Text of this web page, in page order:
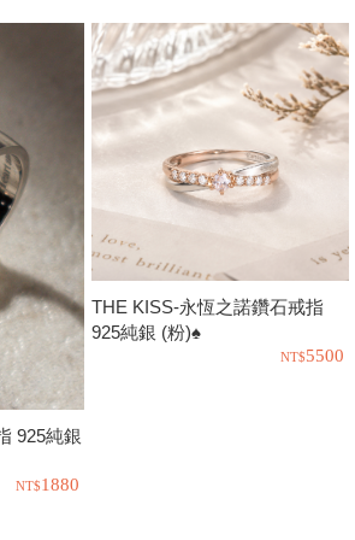
925純銀
1880
THE KISS-永恆之諾鑽石戒指
925純銀 (粉)♠
5500